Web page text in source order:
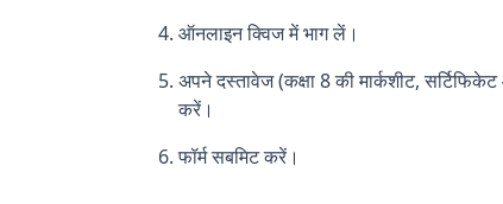
ऑनलाइन क्विज में भाग लें।
अपने दस्तावेज (कक्षा 8 की मार्कशीट,
करें।
फॉर्म सबमिट करें।